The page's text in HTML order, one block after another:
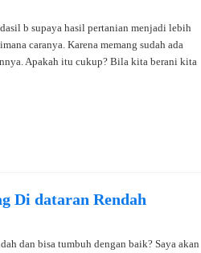
b supaya hasil pertanian menjadi lebih
caranya. Karena memang sudah ada
Apakah itu cukup? Bila kita berani kita
Di dataran Rendah
dan bisa tumbuh dengan baik? Saya akan